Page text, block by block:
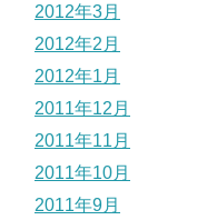
2012年3月
2012年2月
2012年1月
2011年12月
2011年11月
2011年10月
2011年9月